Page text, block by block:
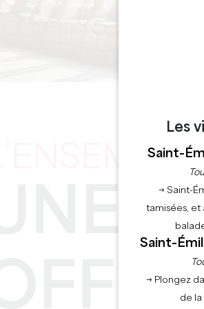
UNE
Les
Saint-
→ Saint-
tamisées, et
Saint-
→ Plongez
de la